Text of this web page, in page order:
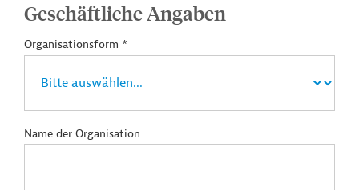
Geschäftliche Angaben
Organisationsform *
Name der Organisation